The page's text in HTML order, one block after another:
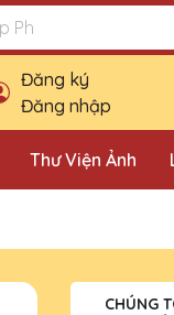
Đăng ký
Đăng nhập
Thư Viện Ảnh
CHÚNG